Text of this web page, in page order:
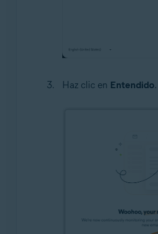
Haz clic en Entendido.